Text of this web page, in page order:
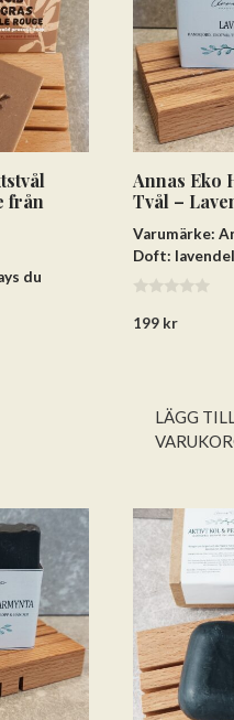
från
du
Annas Eko
Tvål –
Varumärke:
Doft: lavendel
a
199 kr
LÄGG